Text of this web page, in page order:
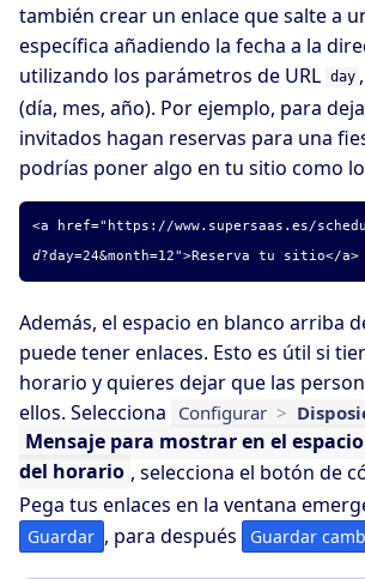
también crear un enlace que salte a
específica añadiendo la fecha a la
utilizando los parámetros de URL day ,
(día, mes, año). Por ejemplo, para
invitados hagan reservas para una
podrías poner algo en tu sitio como
<a href="https://www.supersaas.es/
d?day=24&month=12">Reserva tu sitio</a>
Además, el espacio en blanco arriba
puede tener enlaces. Esto es útil si
horario y quieres dejar que las
ellos. Selecciona Configurar >
Mensaje para mostrar en el
del horario , selecciona el botón de
Pega tus enlaces en la ventana
Guardar , para después Guardar